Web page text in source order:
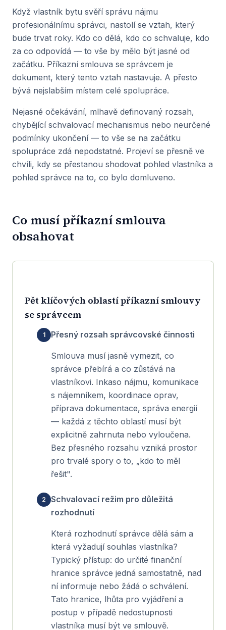
Když vlastník bytu svěří správu nájmu
profesionálnímu správci, nastolí se vztah, který
bude trvat roky. Kdo co dělá, kdo co schvaluje, kdo
za co odpovídá — to vše by mělo být jasné od
začátku. Příkazní smlouva se správcem je
dokument, který tento vztah nastavuje. A přesto
bývá nejslabším místem celé spolupráce.
Nejasné očekávání, mlhavě definovaný rozsah,
chybějící schvalovací mechanismus nebo neurčené
podmínky ukončení — to vše se na začátku
spolupráce zdá nepodstatné. Projeví se přesně ve
chvíli, kdy se přestanou shodovat pohled vlastníka a
pohled správce na to, co bylo domluveno.
Co musí příkazní smlouva
obsahovat
Pět klíčových oblastí příkazní smlouvy
se správcem
Přesný rozsah správcovské činnosti
Smlouva musí jasně vymezit, co
správce přebírá a co zůstává na
vlastníkovi. Inkaso nájmu, komunikace
s nájemníkem, koordinace oprav,
příprava dokumentace, správa energií
— každá z těchto oblastí musí být
explicitně zahrnuta nebo vyloučena.
Bez přesného rozsahu vzniká prostor
pro trvalé spory o to, „kdo to měl
řešit".
Schvalovací režim pro důležitá
rozhodnutí
Která rozhodnutí správce dělá sám a
která vyžadují souhlas vlastníka?
Typický přístup: do určité finanční
hranice správce jedná samostatně, nad
ní informuje nebo žádá o schválení.
Tato hranice, lhůta pro vyjádření a
postup v případě nedostupnosti
vlastníka musí být ve smlouvě.